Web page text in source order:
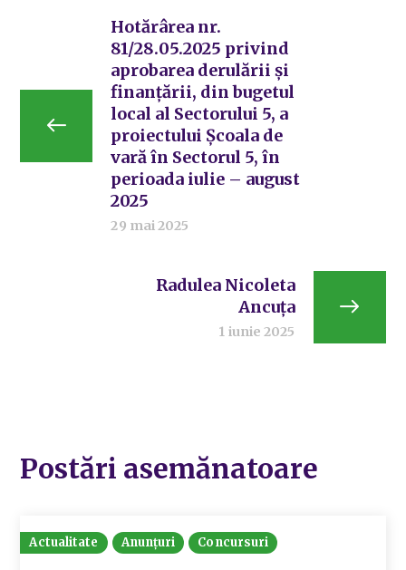
Hotărârea nr.
81/28.05.2025 privind
aprobarea derulării și
finanțării, din bugetul
local al Sectorului 5, a
proiectului Școala de
vară în Sectorul 5, în
perioada iulie – august
2025
29 mai 2025
Radulea Nicoleta
Ancuța
1 iunie 2025
Postări asemănatoare
Actualitate Anunțuri Concursuri